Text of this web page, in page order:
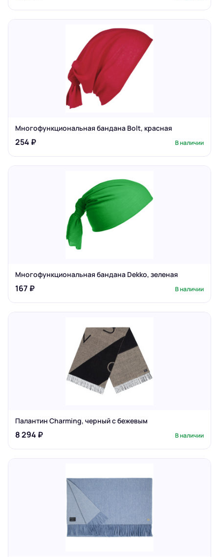
Многофункциональная бандана Bolt, красная
254 ₽ В наличии
Многофункциональная бандана Dekko, зеленая
167 ₽ В наличии
Палантин Charming, черный с бежевым
8 294 ₽ В наличии